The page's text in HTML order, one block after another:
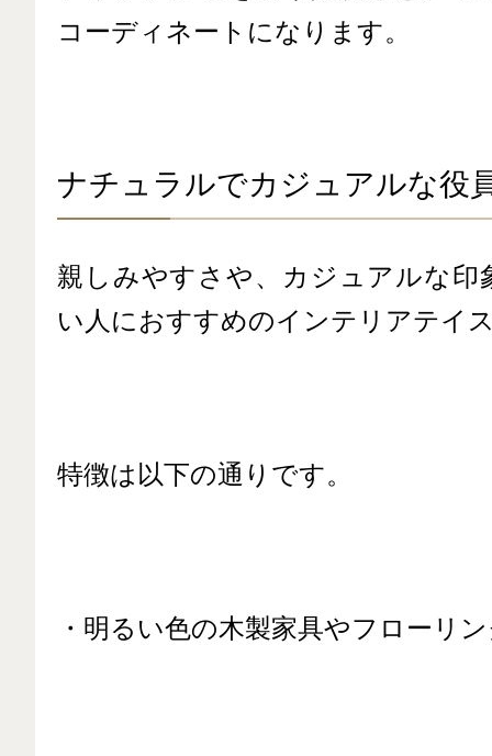
コーディネートになります。
ナチュラルでカジュアルな役
親しみやすさや、カジュアルな印
い人におすすめのインテリアテイ
特徴は以下の通りです。
・明るい色の木製家具やフローリ